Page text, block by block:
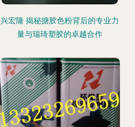
兴宏隆 揭秘搪胶色粉背后的专业力
量与瑞琦塑胶的卓越合作